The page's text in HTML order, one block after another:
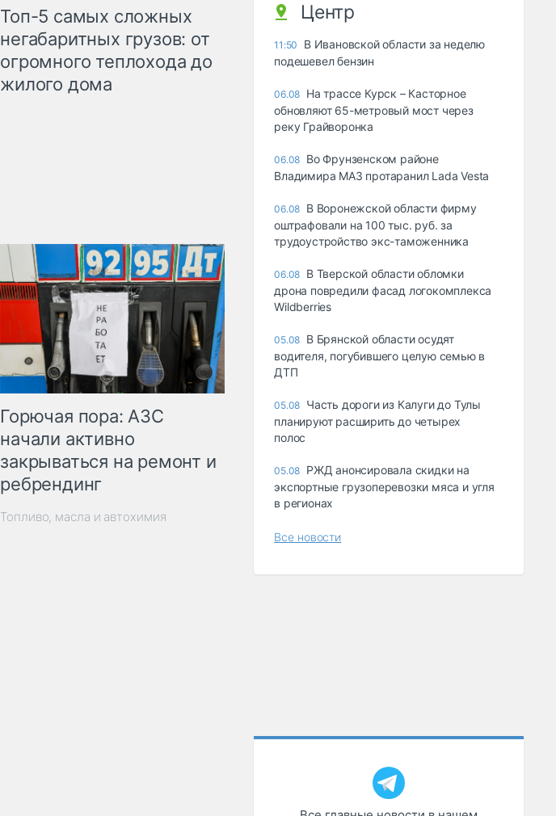
Топ-5 самых сложных
негабаритных грузов: от
огромного теплохода до
жилого дома
Горючая пора: АЗС
начали активно
закрываться на ремонт и
ребрендинг
Топливо, масла и автохимия
Центр
11:50
В Ивановской области за неделю
подешевел бензин
06.08 На трассе Курск – Касторное
обновляют 65-метровый мост через
реку Грайворонка
06.08 Во Фрунзенском районе
Владимира МАЗ протаранил Lada Vesta
06.08 В Воронежской области фирму
оштрафовали на 100 тыс. руб. за
трудоустройство экс-таможенника
06.08 В Тверской области обломки
дрона повредили фасад логокомплекса
Wildberries
05.08 В Брянской области осудят
водителя, погубившего целую семью в
ДТП
05.08 Часть дороги из Калуги до Тулы
планируют расширить до четырех
полос
05.08 РЖД анонсировала скидки на
экспортные грузоперевозки мяса и угля
в регионах
Все новости